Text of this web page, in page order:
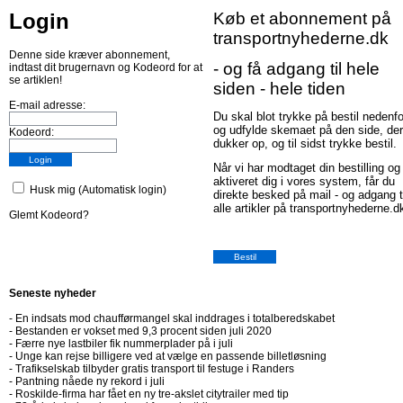
Login
Denne side kræver abonnement,
indtast dit brugernavn og Kodeord for at
se artiklen!
E-mail adresse:
Kodeord:
Husk mig (Automatisk login)
Glemt Kodeord?
Køb et abonnement på
transportnyhederne.dk
- og få adgang til hele
siden - hele tiden
Du skal blot trykke på bestil
og udfylde skemaet på den side, der
dukker op, og til sidst trykke bestil.
Når vi har modtaget din bestilling og
aktiveret dig i vores system, får du
direkte besked på mail - og adgang
alle artikler på
Seneste nyheder
- En indsats mod chaufførmangel skal inddrages i totalberedskabet
- Bestanden er vokset med 9,3 procent siden juli 2020
- Færre nye lastbiler fik nummerplader på i juli
- Unge kan rejse billigere ved at vælge en passende billetløsning
- Trafikselskab tilbyder gratis transport til festuge i Randers
- Pantning nåede ny rekord i juli
- Roskilde-firma har fået en ny tre-akslet citytrailer med tip